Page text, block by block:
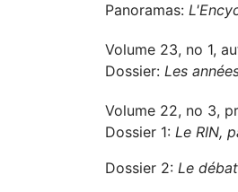
Panoramas:
Volume 23, no 1,
Dossier: Les
Volume 22, no 3,
Dossier 1: Le RIN,
Dossier 2: Le